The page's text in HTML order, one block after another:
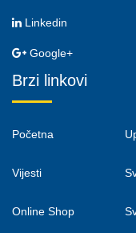
Linkedin
Google+
Brzi linkovi
Početna
Vijesti
Online Shop